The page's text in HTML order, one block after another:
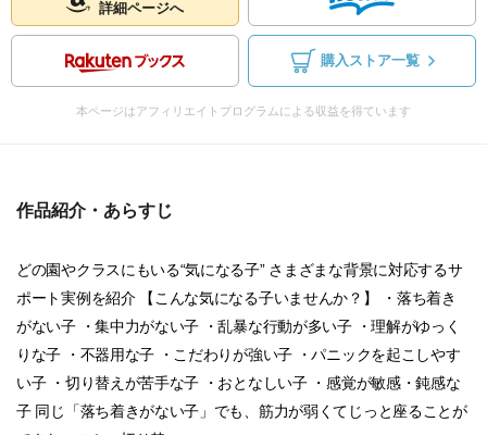
詳細ページへ
購入ストア一覧
本ページはアフィリエイトプログラムによる収益を得ています
作品紹介・あらすじ
どの園やクラスにもいる“気になる子” さまざまな背景に対応するサ
ポート実例を紹介 【こんな気になる子いませんか？】 ・落ち着き
がない子 ・集中力がない子 ・乱暴な行動が多い子 ・理解がゆっく
りな子 ・不器用な子 ・こだわりが強い子 ・パニックを起こしやす
い子 ・切り替えが苦手な子 ・おとなしい子 ・感覚が敏感・鈍感な
子 同じ「落ち着きがない子」でも、筋力が弱くてじっと座ることが